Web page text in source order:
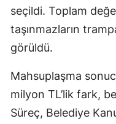
seçildi. Toplam
taşınmazların
görüldü.
Mahsuplaşma
milyon TL’lik fark,
Süreç, Belediye